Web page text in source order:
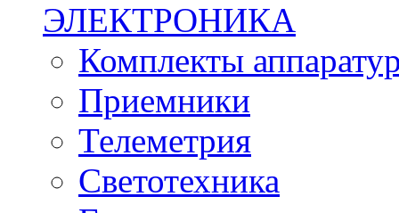
ЭЛЕКТРОНИКА
Комплекты
Приемники
Телеметрия
Светотехника